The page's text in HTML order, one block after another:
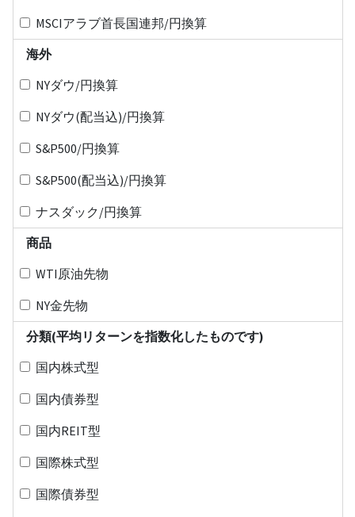
MSCIアラブ首長国連邦/円換算
海外
NYダウ/円換算
NYダウ(配当込)/円換算
S&P500/円換算
S&P500(配当込)/円換算
ナスダック/円換算
商品
WTI原油先物
NY金先物
分類(平均リターンを指数化したものです)
国内株式型
国内債券型
国内REIT型
国際株式型
国際債券型